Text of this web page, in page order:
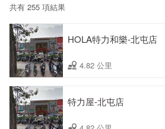
共有 255 項結果
HOLA特力和樂-北屯店
4.82 公里
特力屋-北屯店